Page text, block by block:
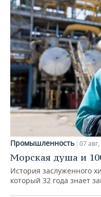
Промышленность 07
Морская душа и
История заслуженного
который 32 года знает